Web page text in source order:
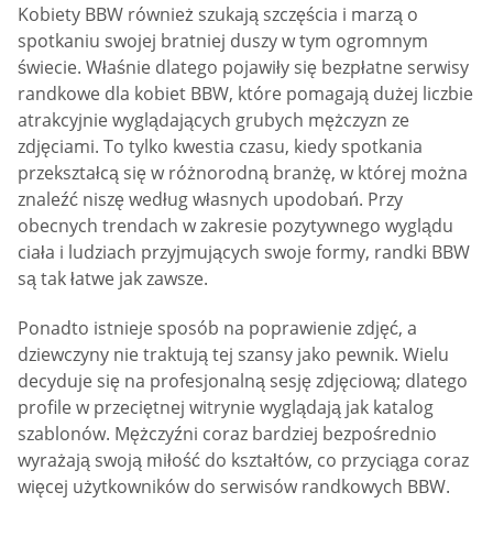
Kobiety BBW również szukają szczęścia i marzą o
spotkaniu swojej bratniej duszy w tym ogromnym
świecie. Właśnie dlatego pojawiły się bezpłatne serwisy
randkowe dla kobiet BBW, które pomagają dużej liczbie
atrakcyjnie wyglądających grubych mężczyzn ze
zdjęciami. To tylko kwestia czasu, kiedy spotkania
przekształcą się w różnorodną branżę, w której można
znaleźć niszę według własnych upodobań. Przy
obecnych trendach w zakresie pozytywnego wyglądu
ciała i ludziach przyjmujących swoje formy, randki BBW
są tak łatwe jak zawsze.
Ponadto istnieje sposób na poprawienie zdjęć, a
dziewczyny nie traktują tej szansy jako pewnik. Wielu
decyduje się na profesjonalną sesję zdjęciową; dlatego
profile w przeciętnej witrynie wyglądają jak katalog
szablonów. Mężczyźni coraz bardziej bezpośrednio
wyrażają swoją miłość do kształtów, co przyciąga coraz
więcej użytkowników do serwisów randkowych BBW.